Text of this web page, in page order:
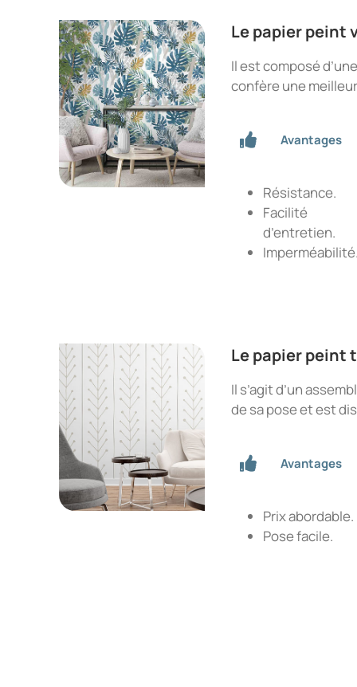
Le papier peint
Il est composé
confère une
Avantages
Résistance.
Facilité
d’entretien.
Le papier peint
Il s’agit d’un
de sa pose et est
Avantages
Prix abordable.
Pose facile.